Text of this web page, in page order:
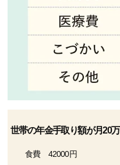
世帯の年金手取り額が月20
食費 42000円